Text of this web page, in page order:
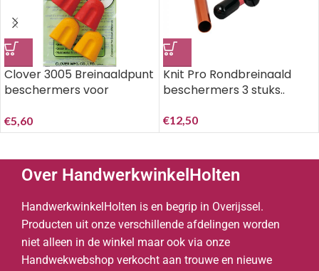
Clover 3005 Breinaaldpunt
beschermers voor
€5,60
Knit Pro Rondbreinaald
beschermers 3 stuks..
€12,50
Over HandwerkwinkelHolten
HandwerkwinkelHolten is en begrip in Overijssel.
Producten uit onze verschillende afdelingen worden
niet alleen in de winkel maar ook via onze
Handwekwebshop verkocht aan trouwe en nieuwe